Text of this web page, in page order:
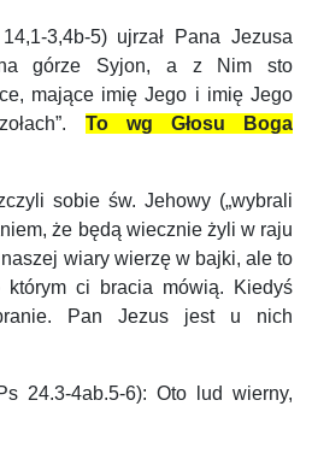
3,4b-5) ujrzał Pana Jezusa
na górze Syjon, a z Nim sto
mające imię Jego i imię Jego
To wg Głosu Boga
sobie św. Jehowy („wybrali
że będą wiecznie żyli w raju
wiary wierzę w bajki, ale to
ci bracia mówią. Kiedyś
Pan Jezus jest u nich
4ab.5-6): Oto lud wierny,